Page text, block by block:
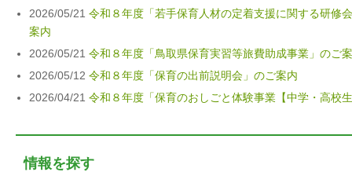
2026/05/21 令和８年度「若手保育人材の定着支援に関する研修
案内
2026/05/21 令和８年度「鳥取県保育実習等旅費助成事業」の
2026/05/12 令和８年度「保育の出前説明会」のご案内
2026/04/21 令和８年度「保育のおしごと体験事業【中学・高校
情報を探す